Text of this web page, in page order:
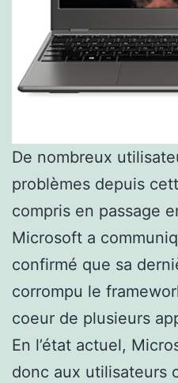
De nombreux
problèmes depuis
compris en passage
Microsoft a
confirmé que sa
corrompu le
coeur de plusieurs
En l’état actuel,
donc aux utilisateurs